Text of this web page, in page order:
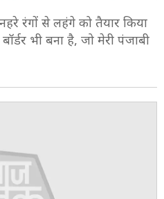
रंगों से लहंगे को तैयार किया
भी बना है, जो मेरी पंजाबी